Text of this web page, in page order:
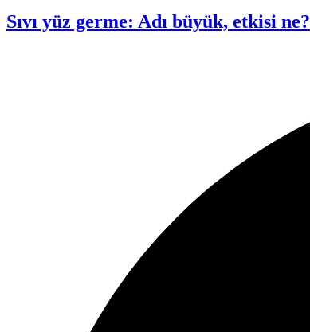
Sıvı yüz germe: Adı büyük, etkisi ne?